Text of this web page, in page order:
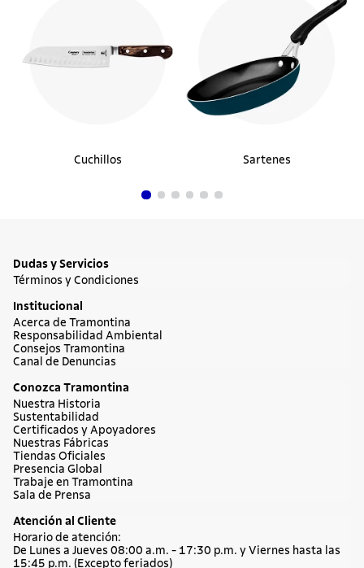
Cuchillos Sartenes
Dudas y Servicios
Términos y Condiciones
Institucional
Acerca de Tramontina
Responsabilidad Ambiental
Consejos Tramontina
Canal de Denuncias
Conozca Tramontina
Nuestra Historia
Sustentabilidad
Certificados y Apoyadores
Nuestras Fábricas
Tiendas Oficiales
Presencia Global
Trabaje en Tramontina
Sala de Prensa
Atención al Cliente
Horario de atención:
De Lunes a Jueves 08:00 a.m. - 17:30 p.m. y Viernes hasta las
15:45 p.m. (Excepto feriados)